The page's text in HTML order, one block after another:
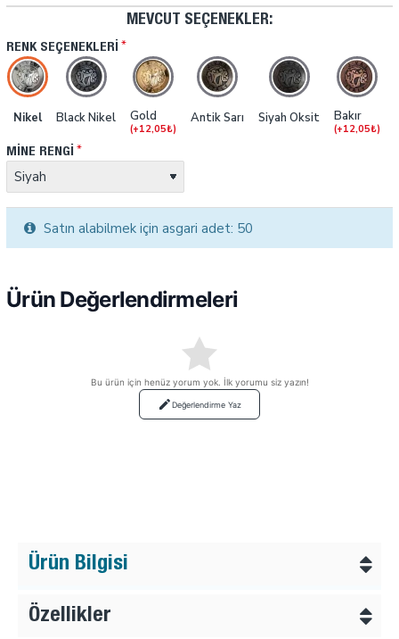
MEVCUT SEÇENEKLER:
RENK SEÇENEKLERI
Nikel Black Nikel Gold
(+12,05₺)
Antik Sarı Siyah Oksit Bakır
(+12,05₺)
MINE RENGI
Satın alabilmek için asgari adet: 50
Ürün Değerlendirmeleri
Bu ürün için henüz yorum yok. İlk yorumu siz yazın!
Değerlendirme Yaz
Ürün Bilgisi
Özellikler